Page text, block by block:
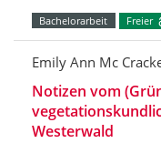
Bachelorarbeit Freier
Emily Ann Mc
Notizen vom
Westerwald